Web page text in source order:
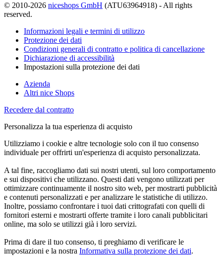
© 2010-2026 niceshops GmbH (ATU63964918) - All rights
reserved.
Informazioni legali e termini di utilizzo
Protezione dei dati
Condizioni generali di contratto e politica di cancellazione
Dichiarazione di accessibilità
Impostazioni sulla protezione dei dati
Azienda
Altri nice Shops
Recedere dal contratto
Personalizza la tua esperienza di acquisto
Utilizziamo i cookie e altre tecnologie solo con il tuo consenso
individuale per offrirti un'esperienza di acquisto personalizzata.
A tal fine, raccogliamo dati sui nostri utenti, sul loro comportamento
e sui dispositivi che utilizzano. Questi dati vengono utilizzati per
ottimizzare continuamente il nostro sito web, per mostrarti pubblicità
e contenuti personalizzati e per analizzare le statistiche di utilizzo.
Inoltre, possiamo confrontare i tuoi dati crittografati con quelli di
fornitori esterni e mostrarti offerte tramite i loro canali pubblicitari
online, ma solo se utilizzi già i loro servizi.
Prima di dare il tuo consenso, ti preghiamo di verificare le
impostazioni e la nostra Informativa sulla protezione dei dati.